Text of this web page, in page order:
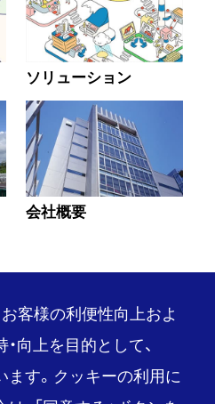
ソリューション
会社概要
客様の利便性向上およ
向上を目的として、
ます。クッキーの利用に